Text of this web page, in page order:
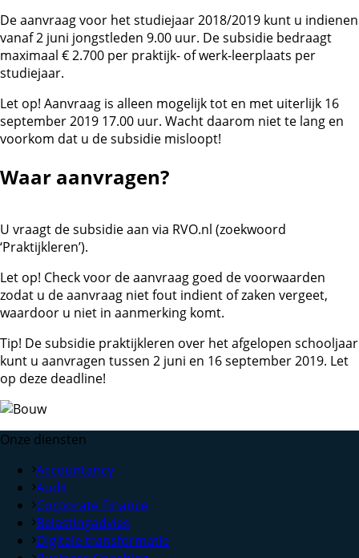
De aanvraag voor het studiejaar 2018/2019 kunt u indienen
vanaf 2 juni jongstleden 9.00 uur. De subsidie bedraagt
maximaal € 2.700 per praktijk- of werk-leerplaats per
studiejaar.
Let op! Aanvraag is alleen mogelijk tot en met uiterlijk 16
september 2019 17.00 uur. Wacht daarom niet te lang en
voorkom dat u de subsidie misloopt!
Waar aanvragen?
U vraagt de subsidie aan via RVO.nl (zoekwoord
‘Praktijkleren’).
Let op! Check voor de aanvraag goed de voorwaarden
zodat u de aanvraag niet fout indient of zaken vergeet,
waardoor u niet in aanmerking komt.
Tip! De subsidie praktijkleren over het afgelopen schooljaar
kunt u aanvragen tussen 2 juni en 16 september 2019. Let
op deze deadline!
Onze diensten
Accountancy
Audit
Corporate Finance
Belastingadvies
Digitale transformatie